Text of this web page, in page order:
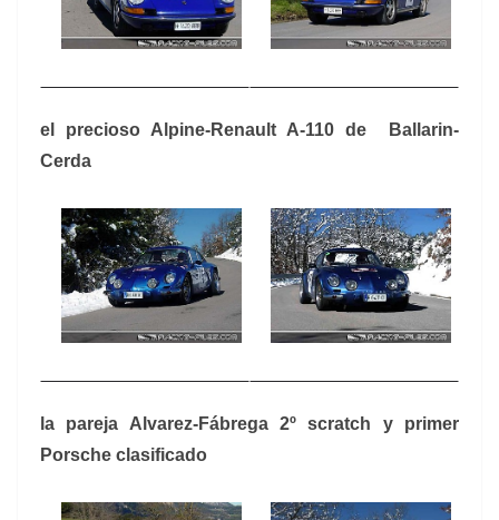
el precioso Alpine-Renault A-110 de Ballarin-
Cerda
la pareja Alvarez-Fábrega 2º scratch y primer
Porsche clasificado